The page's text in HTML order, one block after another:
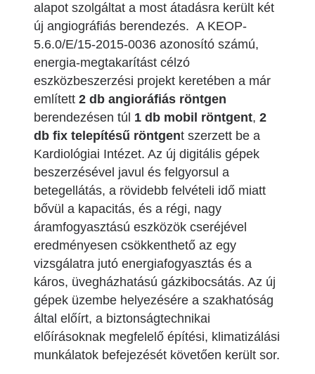
alapot szolgáltat a most átadásra került két
új angiográfiás berendezés. A KEOP-
5.6.0/E/15-2015-0036 azonosító számú,
energia-megtakarítást célzó
eszközbeszerzési projekt keretében a már
említett 2 db angioráfiás röntgen
berendezésen túl 1 db mobil röntgent, 2
db fix telepítésű röntgent szerzett be a
Kardiológiai Intézet. Az új digitális gépek
beszerzésével javul és felgyorsul a
betegellátás, a rövidebb felvételi idő miatt
bővül a kapacitás, és a régi, nagy
áramfogyasztású eszközök cseréjével
eredményesen csökkenthető az egy
vizsgálatra jutó energiafogyasztás és a
káros, üvegházhatású gázkibocsátás. Az új
gépek üzembe helyezésére a szakhatóság
által előírt, a biztonságtechnikai
előírásoknak megfelelő építési, klimatizálási
munkálatok befejezését követően került sor.